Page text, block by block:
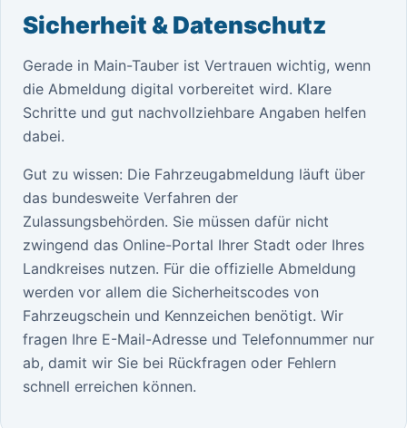
Sicherheit & Datenschutz
Gerade in Main-Tauber ist Vertrauen wichtig, wenn
die Abmeldung digital vorbereitet wird. Klare
Schritte und gut nachvollziehbare Angaben helfen
dabei.
Gut zu wissen: Die Fahrzeugabmeldung läuft über
das bundesweite Verfahren der
Zulassungsbehörden. Sie müssen dafür nicht
zwingend das Online-Portal Ihrer Stadt oder Ihres
Landkreises nutzen. Für die offizielle Abmeldung
werden vor allem die Sicherheitscodes von
Fahrzeugschein und Kennzeichen benötigt. Wir
fragen Ihre E-Mail-Adresse und Telefonnummer nur
ab, damit wir Sie bei Rückfragen oder Fehlern
schnell erreichen können.